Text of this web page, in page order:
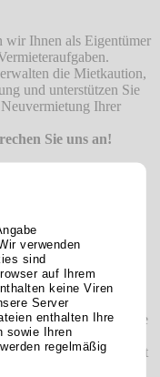
verwenden
sind
auf Ihrem
keine Viren
Server
enthalten Ihre
sowie Ihren
regelmäßig
wir Ihnen als Eigentümer
die Mietkaution,
und unterstützen Sie
Ihrer
Sie uns an!
Vermieter. Dies
Reparaturen in
von uns auf Grundlage
übernommen.
wird in Zusammenarbeit
in Form einer